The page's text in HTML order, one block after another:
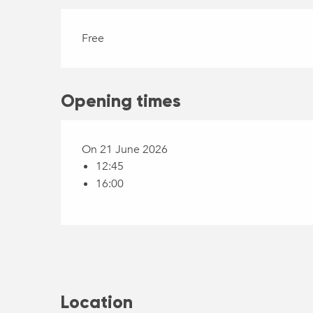
Free
Opening times
On 21 June 2026
12:45
16:00
Location